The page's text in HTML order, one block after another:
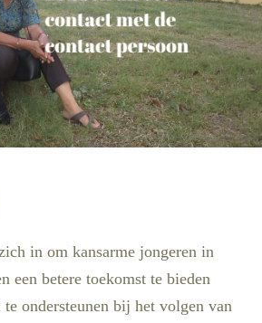
in om kansarme jongeren in
een betere toekomst te bieden
ondersteunen bij het volgen van